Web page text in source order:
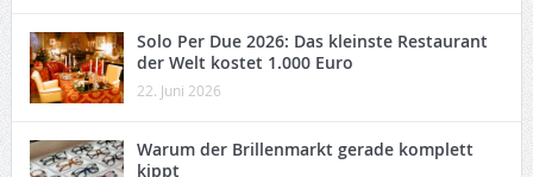
Solo Per Due 2026: Das kleinste Restaurant
der Welt kostet 1.000 Euro
22. Juni 2026
Warum der Brillenmarkt gerade komplett
kippt